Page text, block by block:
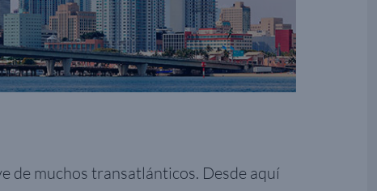
de muchos transatlánticos. Desde aquí